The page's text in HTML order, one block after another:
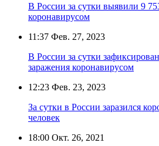
В России за сутки выявили 9
коронавирусом
11:37 Фев. 27, 2023
В России за сутки
заражения коронавирусом
12:23 Фев. 23, 2023
За сутки в России заразился
человек
18:00 Окт. 26, 2021